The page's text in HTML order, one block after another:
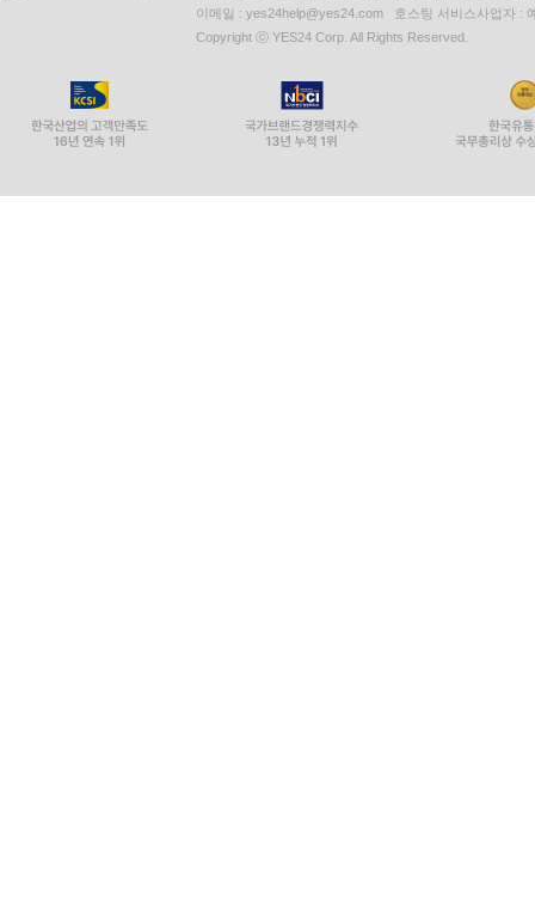
이메일 : yes24help@yes24.com 호스팅 서비스사업자 :
Copyright ⓒ YES24 Corp. All Rights Reserved.